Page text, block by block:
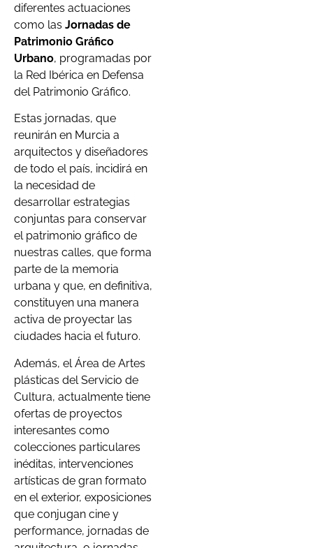
diferentes actuaciones
como las Jornadas de
Patrimonio Gráfico
Urbano, programadas por
la Red Ibérica en Defensa
del Patrimonio Gráfico.
Estas jornadas, que
reunirán en Murcia a
arquitectos y diseñadores
de todo el país, incidirá en
la necesidad de
desarrollar estrategias
conjuntas para conservar
el patrimonio gráfico de
nuestras calles, que forma
parte de la memoria
urbana y que, en definitiva,
constituyen una manera
activa de proyectar las
ciudades hacia el futuro.
Además, el Área de Artes
plásticas del Servicio de
Cultura, actualmente tiene
ofertas de proyectos
interesantes como
colecciones particulares
inéditas, intervenciones
artísticas de gran formato
en el exterior, exposiciones
que conjugan cine y
performance, jornadas de